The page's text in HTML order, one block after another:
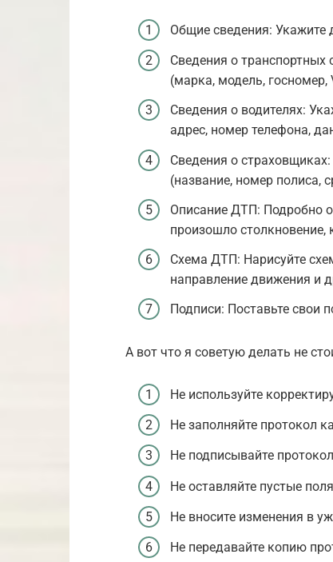
Общие сведения: Укажите
Сведения о транспортных
(марка, модель, госномер,
Сведения о водителях:
адрес, номер телефона,
Сведения о
(название, номер полиса,
Описание ДТП: Подробно
произошло
Схема ДТП: Нарисуйте
направление движения и
Подписи: Поставьте свои
А вот что я советую делать не
Не используйте
Не заполняйте протокол
Не подписывайте
Не оставляйте пустые
Не вносите изменения в
Не передавайте копию